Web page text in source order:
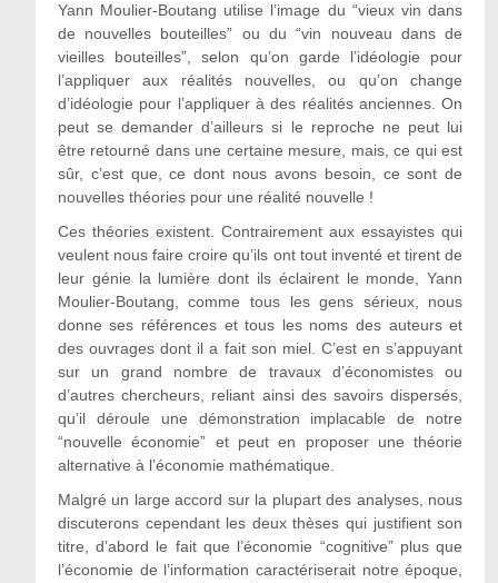
Yann Moulier-Boutang utilise l’image du “vieux vin dans
de nouvelles bouteilles” ou du “vin nouveau dans de
vieilles bouteilles”, selon qu’on garde l’idéologie pour
l’appliquer aux réalités nouvelles, ou qu’on change
d’idéologie pour l’appliquer à des réalités anciennes. On
peut se demander d’ailleurs si le reproche ne peut lui
être retourné dans une certaine mesure, mais, ce qui est
sûr, c’est que, ce dont nous avons besoin, ce sont de
nouvelles théories pour une réalité nouvelle !
Ces théories existent. Contrairement aux essayistes qui
veulent nous faire croire qu’ils ont tout inventé et tirent de
leur génie la lumière dont ils éclairent le monde, Yann
Moulier-Boutang, comme tous les gens sérieux, nous
donne ses références et tous les noms des auteurs et
des ouvrages dont il a fait son miel. C’est en s’appuyant
sur un grand nombre de travaux d’économistes ou
d’autres chercheurs, reliant ainsi des savoirs dispersés,
qu’il déroule une démonstration implacable de notre
“nouvelle économie” et peut en proposer une théorie
alternative à l’économie mathématique.
Malgré un large accord sur la plupart des analyses, nous
discuterons cependant les deux thèses qui justifient son
titre, d’abord le fait que l’économie “cognitive” plus que
l’économie de l’information caractériserait notre époque,